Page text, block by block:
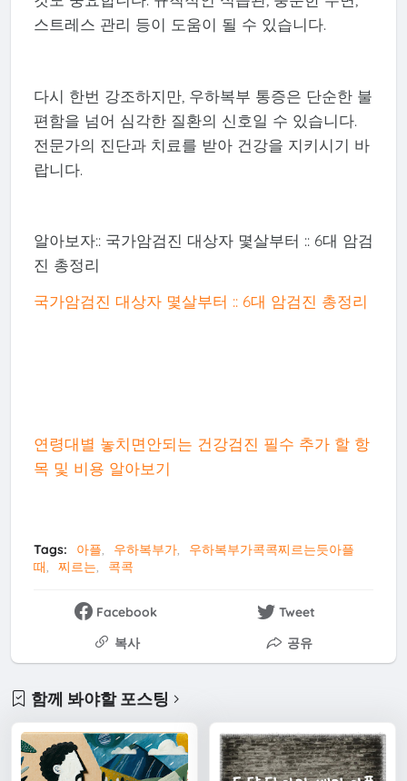
스트레스 관리 등이 도움이 될 수 있습니다.
다시 한번 강조하지만, 우하복부 통증은 단순한 불
편함을 넘어 심각한 질환의 신호일 수 있습니다.
전문가의 진단과 치료를 받아 건강을 지키시기 바
랍니다.
알아보자:: 국가암검진 대상자 몇살부터 :: 6대 암검
진 총정리
국가암검진 대상자 몇살부터 :: 6대 암검진 총정리
연령대별 놓치면안되는 건강검진 필수 추가 할 항
목 및 비용 알아보기
Tags: 아플 우하복부가
우하복부가콕콕찌르는듯아플
때
찌르는 콕콕
Facebook
Tweet
복사
공유
함께 봐야할 포스팅